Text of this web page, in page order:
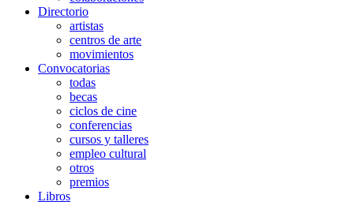
Directorio
artistas
centros de arte
movimientos
Convocatorias
todas
becas
ciclos de cine
conferencias
cursos y talleres
empleo cultural
otros
premios
Libros